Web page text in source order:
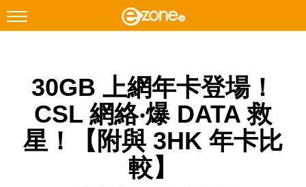
Facebook Instagram
科技焦點
網絡生活
30GB 上網年卡登場！
CSL 網絡‧爆 DATA 救
星！【附與 3HK 年卡比
較】